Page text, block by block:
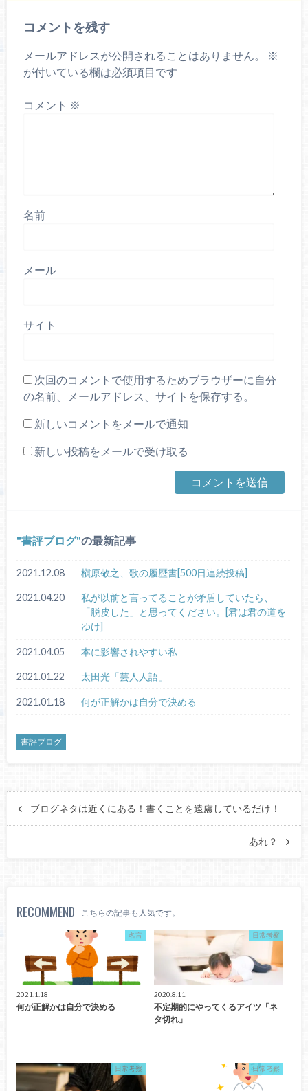
コメントを残す
メールアドレスが公開されることはありません。
※
が付いている欄は必須項目です
コメント ※
名前
メール
サイト
次回のコメントで使用するためブラウザーに自分
の名前、メールアドレス、サイトを保存する。
新しいコメントをメールで通知
新しい投稿をメールで受け取る
書評ブログ の最新記事
2021.12.08 槇原敬之、歌の履歴書[500日連続投稿]
2021.04.20
私が以前と言ってることが矛盾していたら、
「脱皮した」と思ってください。[君は君の道を
ゆけ]
2021.04.05 本に影響されやすい私
2021.01.22 太田光「芸人人語」
2021.01.18 何が正解かは自分で決める
書評ブログ
ブログネタは近くにある！書くことを遠慮しているだけ！
あれ？
RECOMMEND こちらの記事も人気です。
名言
2021.1.18
何が正解かは自分で決める
日常考察
2020.8.11
不定期的にやってくるアイツ「ネ
タ切れ」
日常考察 日常考察